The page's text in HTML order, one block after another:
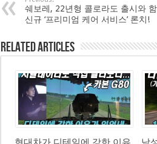
쉐보레, 22년형 콜로라도 출시와
신규 ‘프리미엄 케어 서비스’ 론치!
Related Articles